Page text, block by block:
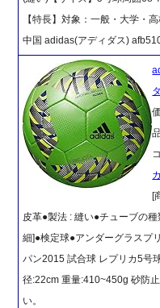
【特長】対象：一般・大学・
中国 adidas(アディダス)
[
皮革●製法 : 縫い●チューブの
細]●検定球●アンダーグラスプ
パン2015 試合球 レプリカ5号
径:22cm 重量:410~450g 砂防
い。